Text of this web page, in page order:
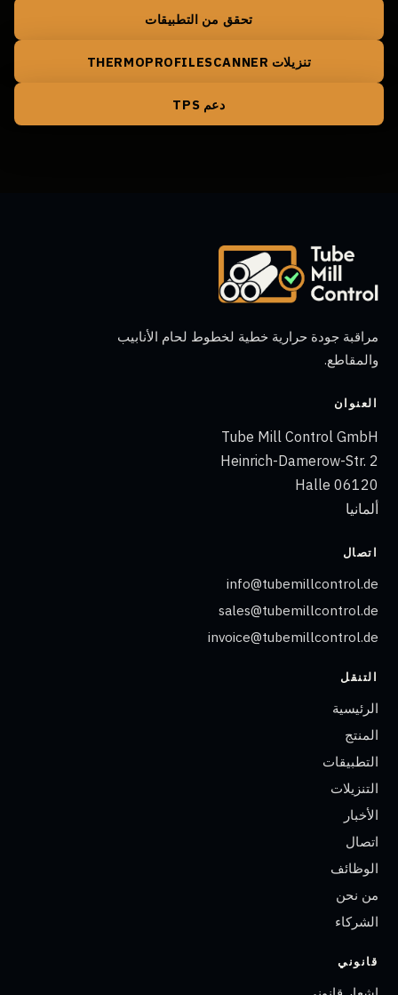
تحقق من التطبيقات
تنزيلات THERMOPROFILESCANNER
دعم TPS
مراقبة جودة حرارية خطية لخطوط لحام الأنابيب
والمقاطع.
العنوان
Tube Mill Control GmbH
Heinrich-Damerow-Str. 2
06120 Halle
ألمانيا
اتصال
info@tubemillcontrol.de
sales@tubemillcontrol.de
invoice@tubemillcontrol.de
التنقل
الرئيسية
المنتج
التطبيقات
التنزيلات
الأخبار
اتصال
الوظائف
من نحن
الشركاء
قانوني